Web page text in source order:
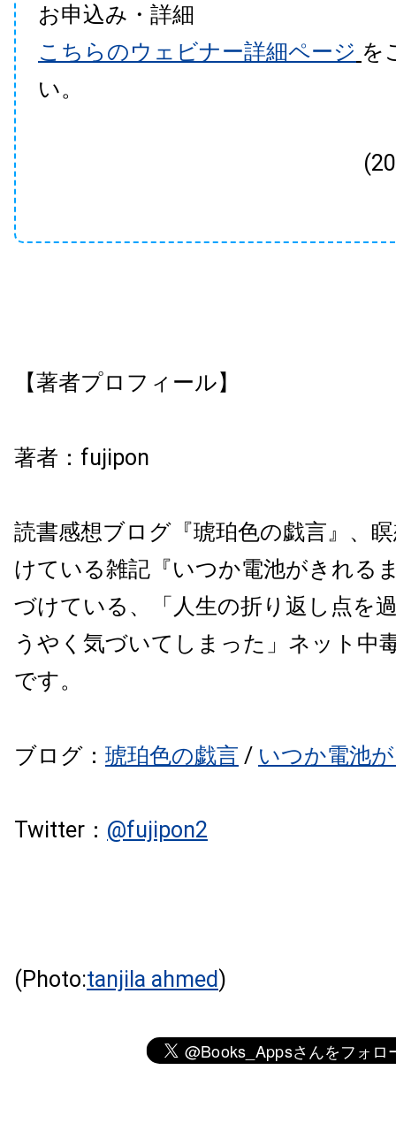
お申込み・詳細
こちらのウェビナー詳細ページ を
い。
【著者プロフィール】
著者： fujipon
読書感想ブログ『琥珀色の戯言』、
けている雑記『いつか電池がきれる
づけている、「 人生の折り返し点を
うやく気づいてしまった」 ネット中
です。
ブログ： 琥珀色の戯言 / いつか電池
Twitter： @fujipon2
(Photo:tanjila ahmed)